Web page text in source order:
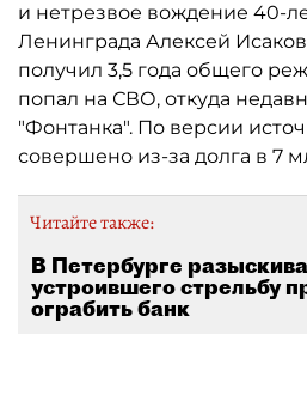
и нетрезвое вождение 40-
Ленинграда Алексей
получил 3,5 года общего
попал на СВО, откуда
"Фонтанка". По версии
совершено из-за долга в 7
Читайте также:
В Петербурге
устроившего стрельбу
ограбить банк